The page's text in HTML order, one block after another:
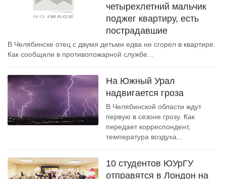
четырехлетний мальчик
поджег квартиру, есть
пострадавшие
В Челябинске отец с двумя детьми едва не сгорел в квартире.
Как сообщили в противопожарной службе...
На Южный Урал
надвигается гроза
В Челябинской области ждут
первую в сезоне грозу. Как
передает корреспондент,
температура воздуха...
10 студентов ЮУрГУ
отправятся в Лондон на